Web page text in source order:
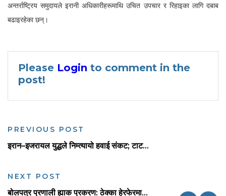
अन्तर्राष्ट्रिय समुदायले इरानी अधिकारीहरूमाथि उचित उपचार र रिहाइका लागि दबाब
बढाइरहेका छन्।
Please Login to comment in the
post!
PREVIOUS POST
इरान–इजरायल युद्धले निम्त्यायो हवाई संकट; टाट...
NEXT POST
बोलपत्र प्रणाली ह्याक प्रकरण: ठेक्का हेरफेरमा...